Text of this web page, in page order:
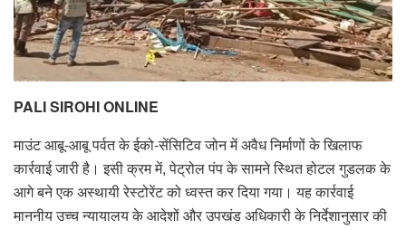
PALI SIROHI ONLINE
माउंट आबू-आबू पर्वत के ईको-सेंसिटिव जोन में अवैध निर्माणों के खिलाफ
कार्रवाई जारी है। इसी क्रम में, पेट्रोल पंप के सामने स्थित होटल गुडलक के
आगे बने एक अस्थायी रेस्टोरेंट को ध्वस्त कर दिया गया। यह कार्रवाई
माननीय उच्च न्यायालय के आदेशों और उपखंड अधिकारी के निर्देशानुसार की